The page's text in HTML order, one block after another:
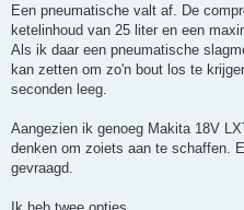
c
h
Een pneumatische valt af. De
ketelinhoud van 25 liter en een
Als ik daar een pneumatische
kan zetten om zo'n bout los te
seconden leeg.
Aangezien ik genoeg Makita 18V
denken om zoiets aan te schaffen.
gevraagd.